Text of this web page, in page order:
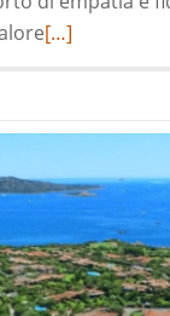
Read
AFFIDARSI
UN
PROPERTY
[…]